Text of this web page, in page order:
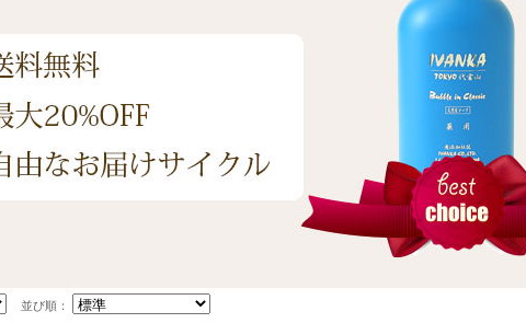
並び順：